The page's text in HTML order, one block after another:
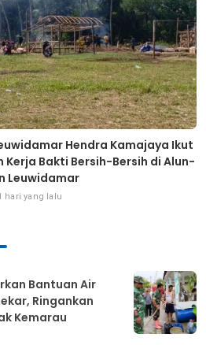
Hendra Kamajaya Ikut
Bakti Bersih-Bersih di Alun-
Leuwidamar
hari yang lalu
Bantuan Air
Ringankan
Kemarau